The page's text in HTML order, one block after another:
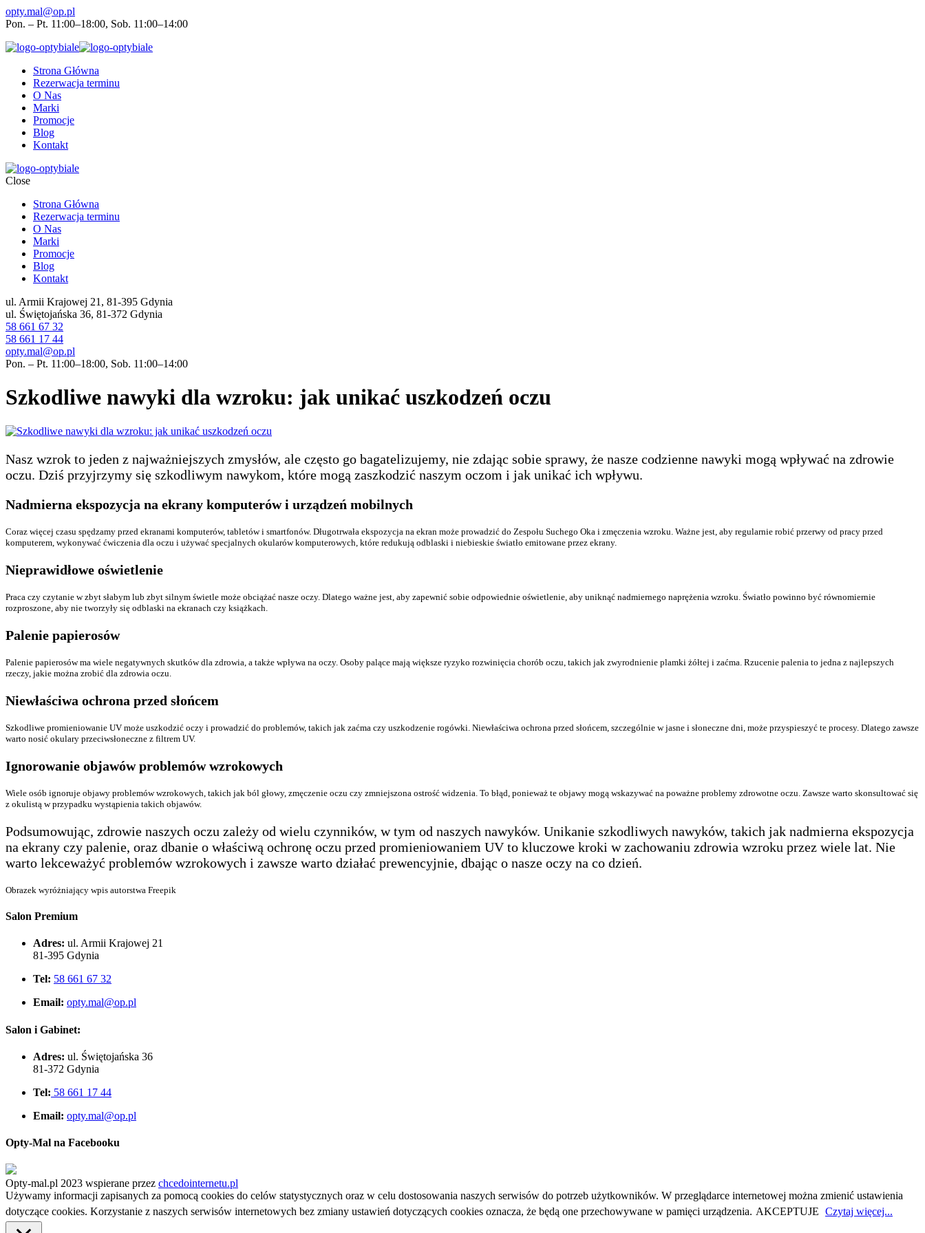
opty.mal@op.pl
Pon. – Pt. 11:00–18:00, Sob. 11:00–14:00
Strona Główna
Rezerwacja terminu
O Nas
Marki
Promocje
Blog
Kontakt
Close
Strona Główna
Rezerwacja terminu
O Nas
Marki
Promocje
Blog
Kontakt
ul. Armii Krajowej 21, 81-395 Gdynia
ul. Świętojańska 36, 81-372 Gdynia
58 661 67 32
58 661 17 44
opty.mal@op.pl
Pon. – Pt. 11:00–18:00, Sob. 11:00–14:00
Szkodliwe nawyki dla wzroku: jak unikać uszkodzeń oczu
Nasz wzrok to jeden z najważniejszych zmysłów, ale często go bagatelizujemy, nie zdając sobie sprawy, że nasze codzienne nawyki mogą wpływać na zdrowie
oczu. Dziś przyjrzymy się szkodliwym nawykom, które mogą zaszkodzić naszym oczom i jak unikać ich wpływu.
Nadmierna ekspozycja na ekrany komputerów i urządzeń mobilnych
Coraz więcej czasu spędzamy przed ekranami komputerów, tabletów i smartfonów. Długotrwała ekspozycja na ekran może prowadzić do Zespołu Suchego Oka i zmęczenia wzroku. Ważne jest, aby regularnie robić przerwy od pracy przed
komputerem, wykonywać ćwiczenia dla oczu i używać specjalnych okularów komputerowych, które redukują odblaski i niebieskie światło emitowane przez ekrany.
Nieprawidłowe oświetlenie
Praca czy czytanie w zbyt słabym lub zbyt silnym świetle może obciążać nasze oczy. Dlatego ważne jest, aby zapewnić sobie odpowiednie oświetlenie, aby uniknąć nadmiernego naprężenia wzroku. Światło powinno być równomiernie
rozproszone, aby nie tworzyły się odblaski na ekranach czy książkach.
Palenie papierosów
Palenie papierosów ma wiele negatywnych skutków dla zdrowia, a także wpływa na oczy. Osoby palące mają większe ryzyko rozwinięcia chorób oczu, takich jak zwyrodnienie plamki żółtej i zaćma. Rzucenie palenia to jedna z najlepszych
rzeczy, jakie można zrobić dla zdrowia oczu.
Niewłaściwa ochrona przed słońcem
Szkodliwe promieniowanie UV może uszkodzić oczy i prowadzić do problemów, takich jak zaćma czy uszkodzenie rogówki. Niewłaściwa ochrona przed słońcem, szczególnie w jasne i słoneczne dni, może przyspieszyć te procesy. Dlatego zawsze
warto nosić okulary przeciwsłoneczne z filtrem UV.
Ignorowanie objawów problemów wzrokowych
Wiele osób ignoruje objawy problemów wzrokowych, takich jak ból głowy, zmęczenie oczu czy zmniejszona ostrość widzenia. To błąd, ponieważ te objawy mogą wskazywać na poważne problemy zdrowotne oczu. Zawsze warto skonsultować się
z okulistą w przypadku wystąpienia takich objawów.
Podsumowując, zdrowie naszych oczu zależy od wielu czynników, w tym od naszych nawyków. Unikanie szkodliwych nawyków, takich jak nadmierna ekspozycja
na ekrany czy palenie, oraz dbanie o właściwą ochronę oczu przed promieniowaniem UV to kluczowe kroki w zachowaniu zdrowia wzroku przez wiele lat. Nie
warto lekceważyć problemów wzrokowych i zawsze warto działać prewencyjnie, dbając o nasze oczy na co dzień.
Obrazek wyróżniający wpis autorstwa Freepik
Salon Premium
Adres: ul. Armii Krajowej 21
81-395 Gdynia
Tel: 58 661 67 32
Email: opty.mal@op.pl
Salon i Gabinet:
Adres: ul. Świętojańska 36
81-372 Gdynia
Tel: 58 661 17 44
Email: opty.mal@op.pl
Opty-Mal na Facebooku
Opty-mal.pl 2023 wspierane przez chcedointernetu.pl
Używamy informacji zapisanych za pomocą cookies do celów statystycznych oraz w celu dostosowania naszych serwisów do potrzeb użytkowników. W przeglądarce internetowej można zmienić ustawienia
dotyczące cookies. Korzystanie z naszych serwisów internetowych bez zmiany ustawień dotyczących cookies oznacza, że będą one przechowywane w pamięci urządzenia. AKCEPTUJE Czytaj więcej...